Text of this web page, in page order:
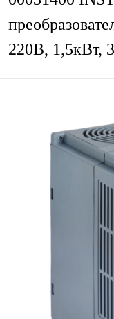
220В, 1,5кВт,